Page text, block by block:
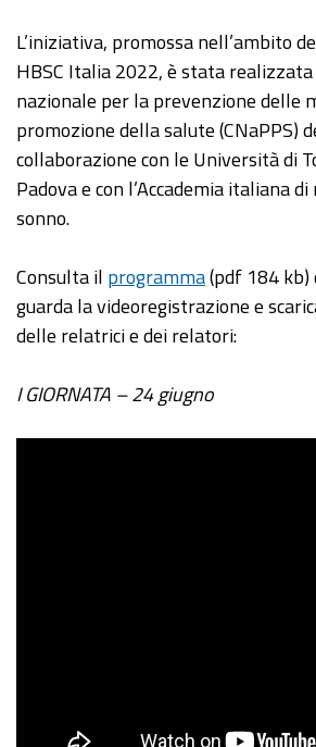
L’iniziativa, promossa nell’ambito
HBSC Italia 2022, è stata
nazionale per la prevenzione delle
promozione della salute (CNaPPS)
collaborazione con le Università di
Padova e con l’Accademia italiana
sonno.
Consulta il programma(pdf 184 kb)
guarda la videoregistrazione e
delle relatrici e dei relatori:
I GIORNATA – 24 giugno